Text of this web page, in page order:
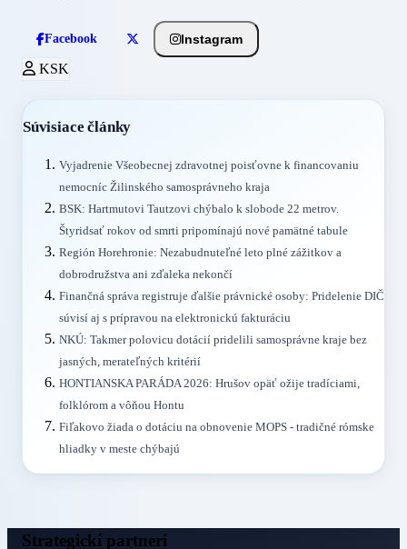
Facebook Instagram
KSK
Súvisiace články
Vyjadrenie Všeobecnej zdravotnej poisťovne k financovaniu
nemocníc Žilinského samosprávneho kraja
BSK: Hartmutovi Tautzovi chýbalo k slobode 22 metrov.
Štyridsať rokov od smrti pripomínajú nové pamätné tabule
Región Horehronie: Nezabudnuteľné leto plné zážitkov a
dobrodružstva ani zďaleka nekončí
Finančná správa registruje ďalšie právnické osoby: Pridelenie DIČ
súvisí aj s prípravou na elektronickú fakturáciu
NKÚ: Takmer polovicu dotácií pridelili samosprávne kraje bez
jasných, merateľných kritérií
HONTIANSKA PARÁDA 2026: Hrušov opäť ožije tradíciami,
folklórom a vôňou Hontu
Fiľakovo žiada o dotáciu na obnovenie MOPS - tradičné rómske
hliadky v meste chýbajú
Strategickí partneri